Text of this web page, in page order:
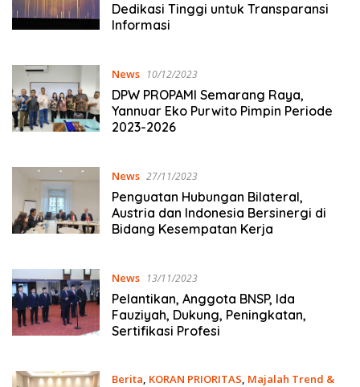
Dedikasi Tinggi untuk Transparansi
Informasi
News 10/12/2023
DPW PROPAMI Semarang Raya,
Yannuar Eko Purwito Pimpin Periode
2023-2026
News 27/11/2023
Penguatan Hubungan Bilateral,
Austria dan Indonesia Bersinergi di
Bidang Kesempatan Kerja
News 13/11/2023
Pelantikan, Anggota BNSP, Ida
Fauziyah, Dukung, Peningkatan,
Sertifikasi Profesi
Berita, KORAN PRIORITAS, Majalah Trend &